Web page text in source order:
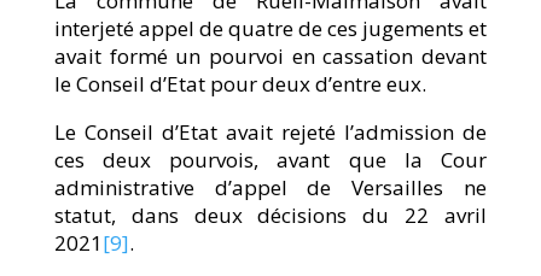
interjeté appel de quatre de ces jugements et
avait formé un pourvoi en cassation devant
le Conseil d’Etat pour deux d’entre eux.
Le Conseil d’Etat avait rejeté l’admission de
ces deux pourvois, avant que la Cour
administrative d’appel de Versailles ne
statut, dans deux décisions du 22 avril
2021[9].